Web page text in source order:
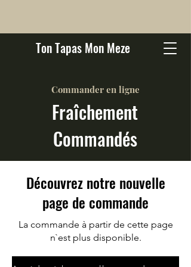
Ton Tapas Mon Meze
Commander en ligne
Fraîchement
Commandés
Découvrez notre nouvelle
page de commande
La commande à partir de cette page
n`est plus disponible.